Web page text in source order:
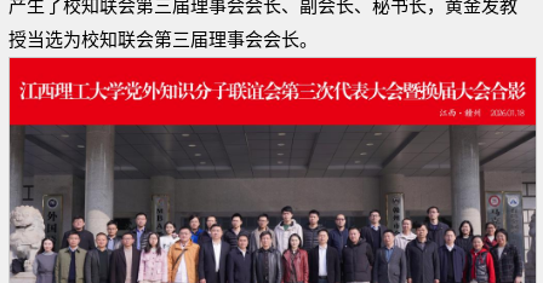
产生了校知联会第三届理事会会长、副会长、秘书长，黄金发教
授当选为校知联会第三届理事会会长。